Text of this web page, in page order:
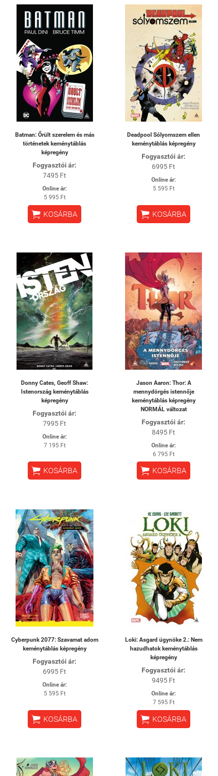
Batman: Őrült szerelem és más
történetek keménytáblás
képregény
Fogyasztói ár:
7495 Ft
Online ár:
5 995 Ft
 KOSÁRBA
Deadpool Sólyomszem ellen
keménytáblás képregény
Fogyasztói ár:
6995 Ft
Online ár:
5 595 Ft
 KOSÁRBA
Donny Cates, Geoff Shaw:
Istenország keménytáblás
képregény
Fogyasztói ár:
7995 Ft
Online ár:
7 195 Ft
 KOSÁRBA
Jason Aaron: Thor: A
mennydörgés istennője
keménytáblás képregény
NORMÁL változat
Fogyasztói ár:
8495 Ft
Online ár:
6 795 Ft
 KOSÁRBA
Cyberpunk 2077: Szavamat adom
keménytáblás képregény
Fogyasztói ár:
6995 Ft
Online ár:
5 595 Ft
 KOSÁRBA
Loki: Asgard ügynöke 2.: Nem
hazudhatok keménytáblás
képregény
Fogyasztói ár:
9495 Ft
Online ár:
7 595 Ft
 KOSÁRBA